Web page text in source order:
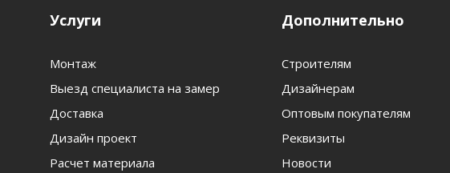
Услуги
Монтаж
Выезд специалиста на замер
Доставка
Дизайн проект
Расчет материала
Дополнительно
Строителям
Дизайнерам
Оптовым покупателям
Реквизиты
Новости